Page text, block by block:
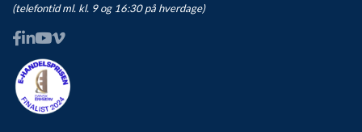
(telefontid ml. kl. 9 og 16:30 på hverdage)